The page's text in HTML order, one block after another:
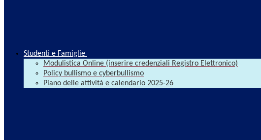
Studenti e Famiglie
Modulistica Online (inserire credenziali Registro Elettronico)
Policy bullismo e cyberbullismo
Piano delle attività e calendario 2025-26